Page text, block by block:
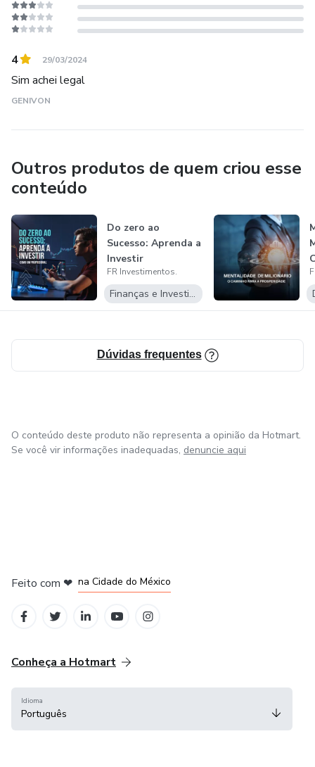
4 29/03/2024
Sim achei legal
GENIVON
Outros produtos de quem criou esse
conteúdo
Do zero ao
Sucesso: Aprenda a
Investir
FR Investimentos.
Finanças e Investimentos
Dúvidas frequentes
O conteúdo deste produto não representa a opinião da Hotmart.
Se você vir informações inadequadas, denuncie aqui
Feito com ❤ na Cidade do México
Conheça a Hotmart
Idioma
Português